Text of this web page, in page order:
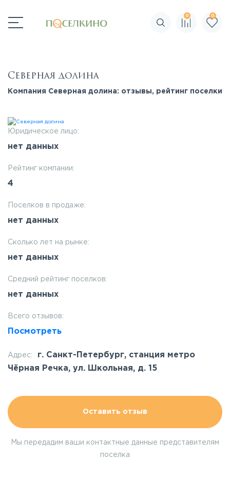
Поиск по сайту
0 0
Северная долина
Компания Северная долина: отзывы, рейтинг поселки
Юридическое лицо:
нет данных
Рейтинг компании:
4
Поселков в продаже:
нет данных
Сколько лет на рынке:
нет данных
Средний рейтинг поселков:
нет данных
Всего отзывов:
Посмотреть
Адрес:
г. Санкт-Петербург, станция метро
Чёрная Речка, ул. Школьная, д. 15
Оставить отзыв
Мы передадим ваши контактные данные представителям
поселка